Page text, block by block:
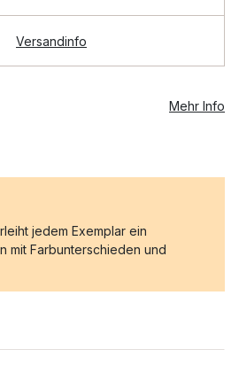
Versandinfo
Mehr Info
jedem Exemplar ein
mit Farbunterschieden und